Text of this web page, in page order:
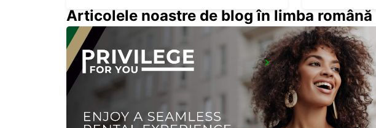
FIGARI AIRPORT
FIGARI - FRANCE
BONIFACIO
BONIFACIO -
Articolele noastre de blog în limba română